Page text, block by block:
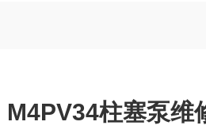
柱塞泵维